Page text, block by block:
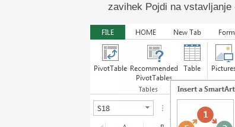
zavihek Pojdi na vstavljanje